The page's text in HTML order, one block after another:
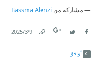
وحده في كل كيان. إنه
مشاركة من Bassma Alenzi
9‏/3‏/2025
أوافق